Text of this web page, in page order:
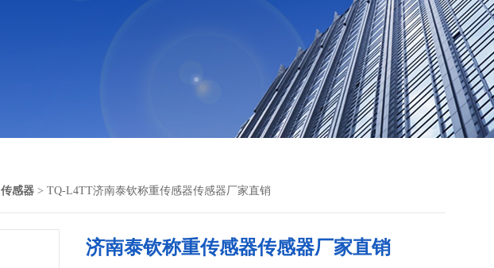
传感器 > TQ-L4TT济南泰钦称重传感器传感器厂家直销
济南泰钦称重传感器传感器厂家直销